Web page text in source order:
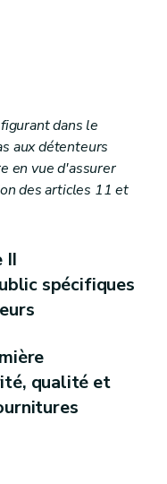
dans le
aux détenteurs
en vue d'assurer
des articles 11 et
II
spécifiques
qualité et